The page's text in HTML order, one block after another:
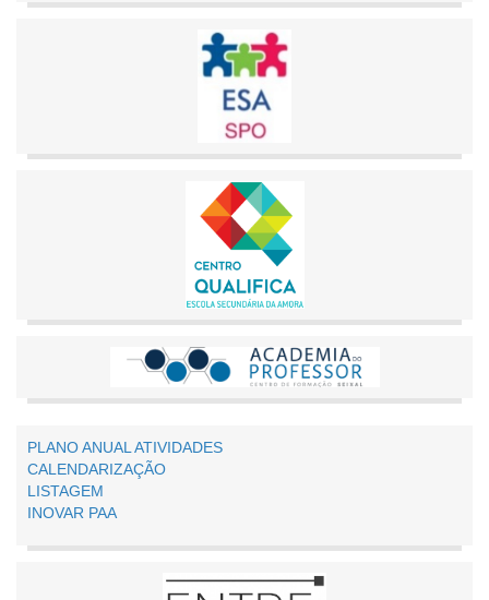
PLANO ANUAL ATIVIDADES
CALENDARIZAÇÃO
LISTAGEM
INOVAR PAA